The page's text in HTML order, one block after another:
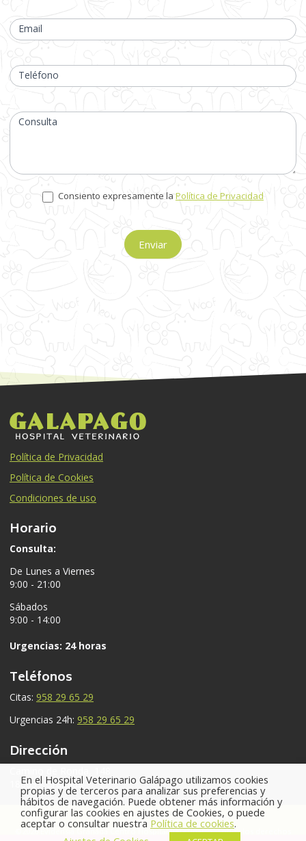
Email
Teléfono
Consulta
Consiento expresamente la Política de Privacidad
campo
en
blanco.
Enviar
Política de Privacidad
Política de Cookies
Condiciones de uso
Horario
Consulta:
De Lunes a Viernes
9:00 - 21:00
Sábados
9:00 - 14:00
Urgencias: 24 horas
Teléfonos
Citas: 958 29 65 29
Urgencias 24h: 958 29 65 29
Dirección
18003 - Granada
©2026 Evidensia Granada Centro Hospital Veterinario. Todos los derechos
En el Hospital Veterinario Galápago utilizamos cookies
propias y de terceros para analizar sus preferencias y
hábitos de navegación. Puede obtener más información y
configurar las cookies en ajustes de Cookies, o puede
aceptar o consultar nuestra Política de cookies.